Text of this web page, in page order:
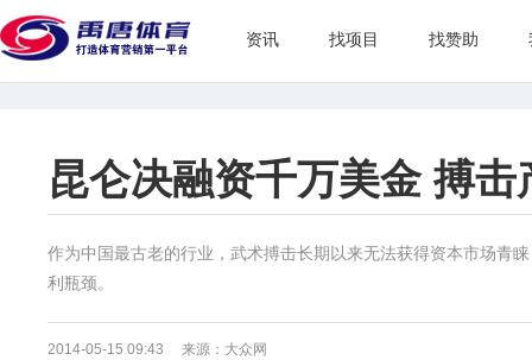
资讯 找项目 找赞助
昆仑决融资千万美金 搏
作为中国最古老的行业，武术搏击长期以来无法获得资本市场青
利瓶颈。
2014-05-15 09:43 来源：大众网